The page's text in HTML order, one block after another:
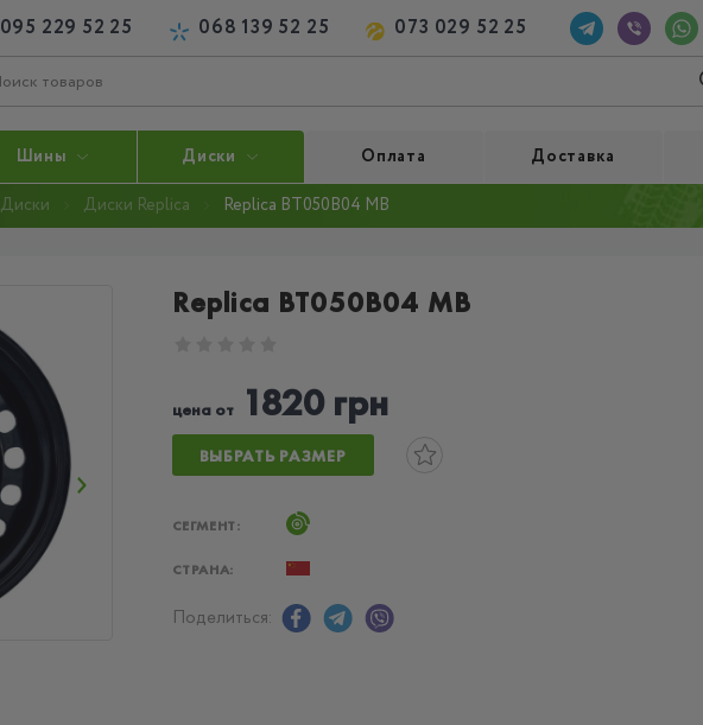
095 229 52 25 068 139 52 25 073 029 52 25
Шины Диски Оплата Доставка
Диски Диски Replica Replica BT050B04 MB
Replica BT050B04 MB
цена от1820 грн
ВЫБРАТЬ РАЗМЕР
СЕГМЕНТ:
СТРАНА:
Поделиться: